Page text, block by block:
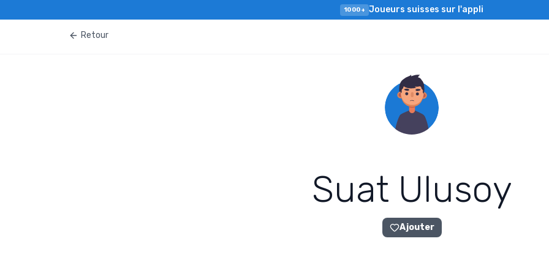
1000+ Joueurs suisses sur l'appli
Retour
Suat Ulusoy
Ajouter